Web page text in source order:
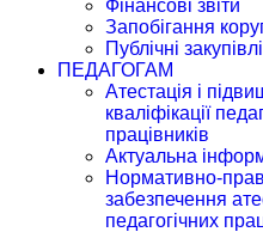
Фінансові звіти
Запобігання
Публічні закупівлі
ПЕДАГОГАМ
Атестація і
кваліфікації
працівників
Актуальна
Нормативно-
забезпечення
педагогічних